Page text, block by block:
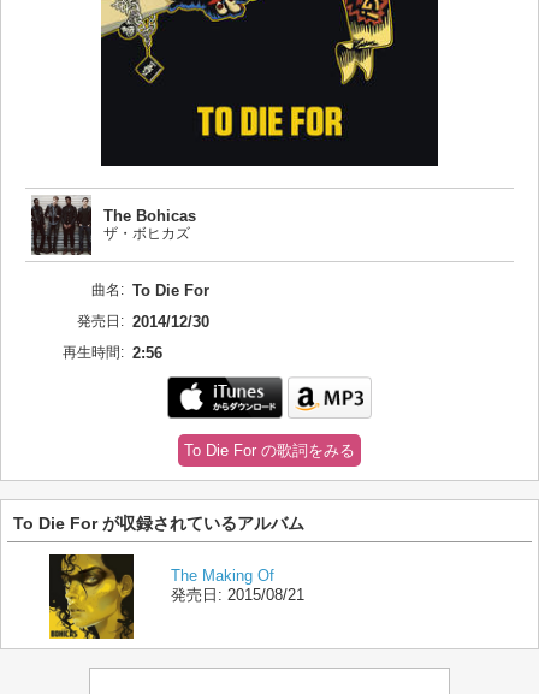
The Bohicas
ザ・ボヒカズ
曲名: To Die For
発売日: 2014/12/30
再生時間: 2:56
To Die For の歌詞をみる
To Die For が収録されているアルバム
The Making Of
発売日: 2015/08/21